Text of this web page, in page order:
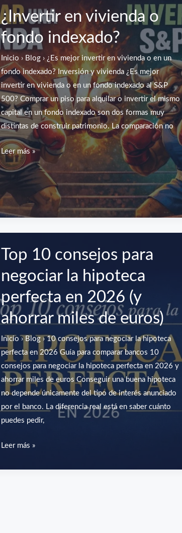
sin
pagar
ITP:
hasta
15.000
€
de
ahorro
con
la
bonificación
del
100%
Mi
Primera
¿Invertir en vivienda o
fondo indexado?
Inicio › Blog › ¿Es mejor invertir en vivienda o en un
fondo indexado? Inversión y vivienda ¿Es mejor
invertir en vivienda o en un fondo indexado al S&P
500? Comprar un piso para alquilar o invertir el mismo
capital en un fondo indexado son dos formas muy
distintas de construir patrimonio. La comparación no
¿Invertir
en
vivienda
fondo
indexado?
Leer más »
Top 10 consejos para
negociar la hipoteca
perfecta en 2026 (y
ahorrar miles de euros)
Inicio › Blog › 10 consejos para negociar la hipoteca
perfecta en 2026 Guía para comparar bancos 10
consejos para negociar la hipoteca perfecta en 2026 y
ahorrar miles de euros Conseguir una buena hipoteca
no depende únicamente del tipo de interés anunciado
por el banco. La diferencia real está en saber cuánto
puedes pedir,
Top
Leer más »